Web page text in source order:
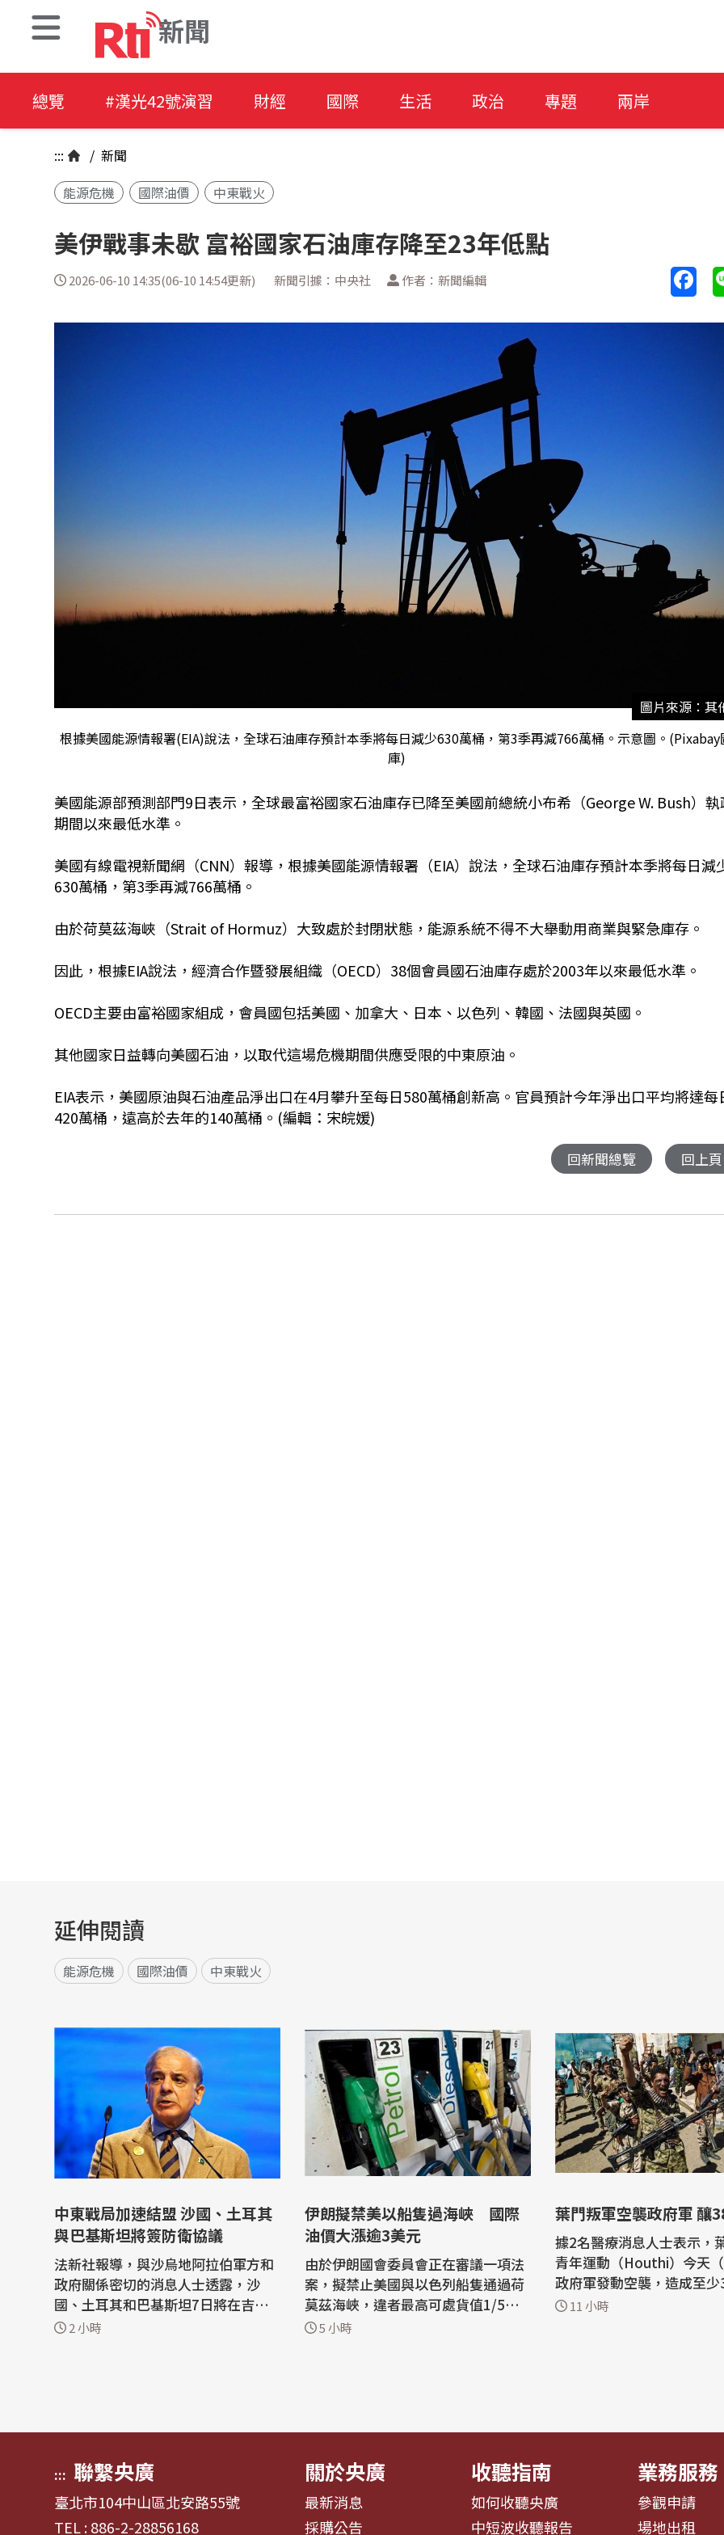
新聞
總覽 #漢光42號演習 財經 國際 生活 政治 專題 兩岸
::: / 新聞
能源危機
國際油價 中東戰火
美伊戰事未歇 富裕國家石油庫存降至23年低點
2026-06-10 14:35(06-10 14:54更新) 新聞引據：中央社 作者：新聞編輯
圖片來源：其
根據美國能源情報署(EIA)說法，全球石油庫存預計本季將每日減少630萬桶，第3季再減766萬桶。示意圖。(Pixabay
庫)
美國能源部預測部門9日表示，全球最富裕國家石油庫存已降至美國前總統小布希（George W. Bush）執
期間以來最低水準。
美國有線電視新聞網（CNN）報導，根據美國能源情報署（EIA）說法，全球石油庫存預計本季將每日減
630萬桶，第3季再減766萬桶。
由於荷莫茲海峽（Strait of Hormuz）大致處於封閉狀態，能源系統不得不大舉動用商業與緊急庫存。
因此，根據EIA說法，經濟合作暨發展組織（OECD）38個會員國石油庫存處於2003年以來最低水準。
OECD主要由富裕國家組成，會員國包括美國、加拿大、日本、以色列、韓國、法國與英國。
其他國家日益轉向美國石油，以取代這場危機期間供應受限的中東原油。
EIA表示，美國原油與石油產品淨出口在4月攀升至每日580萬桶創新高。官員預計今年淨出口平均將達每
420萬桶，遠高於去年的140萬桶。(編輯：宋皖媛)
回新聞總覽 回上頁
延伸閱讀
能源危機 國際油價 中東戰火
中東戰局加速結盟 沙國、土耳其
與巴基斯坦將簽防衛協議
法新社報導，與沙烏地阿拉伯軍方和
政府關係密切的消息人士透露，沙
國、土耳其和巴基斯坦7日將在吉達
簽署一項聯合防衛協議。 在美國與伊
2 小時
伊朗擬禁美以船隻過海峽 國際
油價大漲逾3美元
由於伊朗國會委員會正在審議一項法
案，擬禁止美國與以色列船隻通過荷
莫茲海峽，違者最高可處貨值1/5的
罰款；受這項消息影響，國際油價6
5 小時
葉門叛軍空襲政府軍 釀
據2名醫療消息人士表示，
青年運動（Houthi）今天
政府軍發動空襲，造成至
死亡、29名士兵受傷，是
11 小時
::: 聯繫央廣
臺北市104中山區北安路55號
TEL : 886-2-28856168
關於央廣
最新消息
採購公告
收聽指南
如何收聽央廣
中短波收聽報告
業務服務
參觀申請
場地出租